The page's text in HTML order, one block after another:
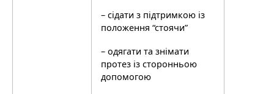
– сідати з підтримкою із
положення “стоячи”
– одягати та знімати
протез із сторонньою
допомогою